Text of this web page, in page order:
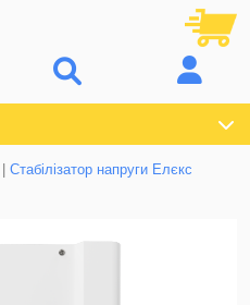
Стабілізатор напруги Елєкс